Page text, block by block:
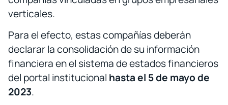
verticales.
Para el efecto, estas compañías deberán
declarar la consolidación de su información
financiera en el sistema de estados financieros
del portal institucional hasta el 5 de mayo de
2023.